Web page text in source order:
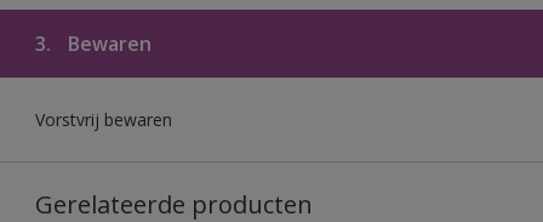
3. Bewaren
Vorstvrij bewaren
Gerelateerde producten